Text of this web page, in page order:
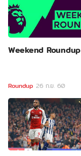
Weekend Roundup
Roundup 26 ก.ย. 60